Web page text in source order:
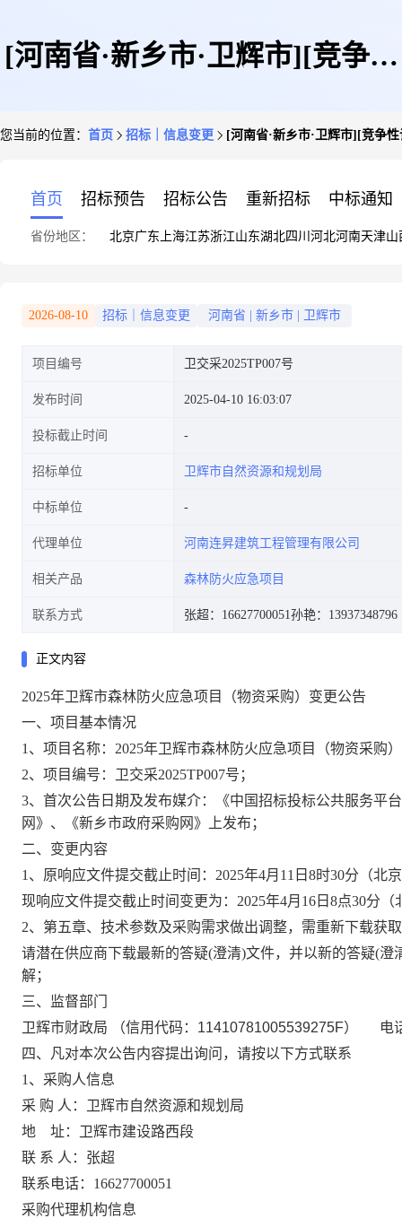
[河南省·新乡市·卫辉市][竞争性
(物资采购)-更正公告[变更公告]
[正在报名]
您当前的位置： 首页 招标｜信息变更 [河南省·新乡市·卫辉市][竞争
首页 招标预告 招标公告 重新招标 中标通知
省份地区： 北京广东 上海江苏浙江山东湖北四川 河北河南天津山
2026-08-10 招标｜信息变更 河南省 新乡市 卫辉市
项目编号 卫交采2025TP007号
发布时间 2025-04-10 16:03:07
投标截止时间
招标单位 卫辉市自然资源和规划局
中标单位
代理单位 河南连昇建筑工程管理有限公司
相关产品 森林防火应急项目
联系方式 张超：16627700051孙艳：13937348796
正文内容
2025年卫辉市森林防火应急项目（物资采购） 变更公告
一、项目基本情况
1、项目名称：2025年卫辉市森林防火应急项目（物资采购
2、项目编号：卫交采2025TP007号；
3、首次公告日期及发布媒介：《中国招标投标公共服务平
网》、《新乡市政府采购网》上发布；
二、变更内容
1、原响应文件提交截止时间：2025年4月11日8时30分（北
现响应文件提交截止时间变更为： 2025年4月16日8点30分（
2、第五章、技术参数及采购需求做出调整，需重新下载获
请潜在供应商下载最新的答疑(澄清)文件，并以新的答疑(澄
解；
三、监督部门
卫辉市财政局
（信用代码： 11410781005539275F） 电
四、凡对本次公告内容提出询问，请按以下方式联系
1、采购人信息
采 购 人：卫辉市自然资源和规划局
地
址：卫辉市建设路西段
联 系 人：张超
联系电话： 16627700051
采购代理机构信息